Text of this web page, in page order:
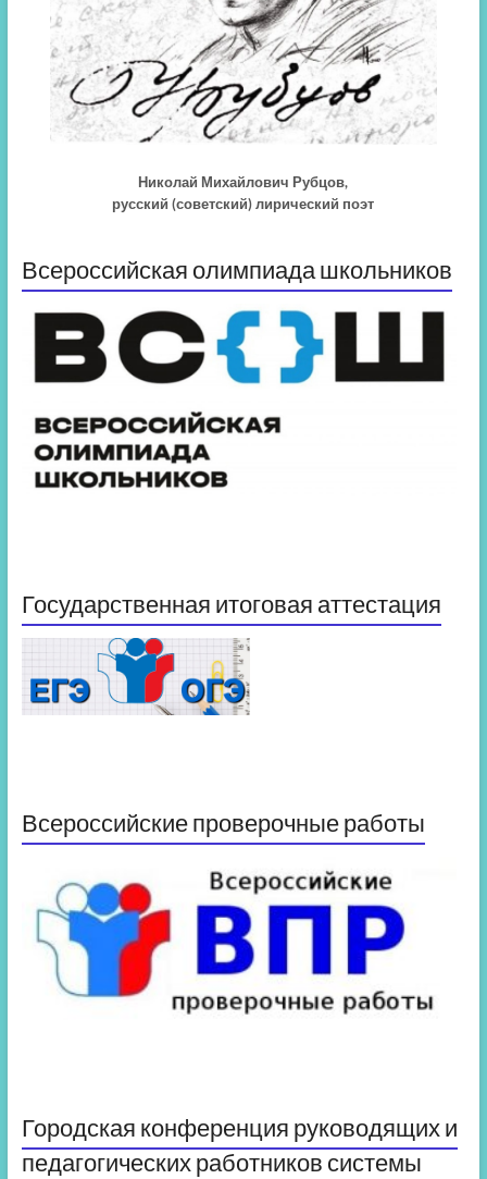
Николай Михайлович Рубцов,
русский (советский) лирический поэт
Всероссийская олимпиада школьников
Государственная итоговая аттестация
Всероссийские проверочные работы
Городская конференция руководящих и
педагогических работников системы